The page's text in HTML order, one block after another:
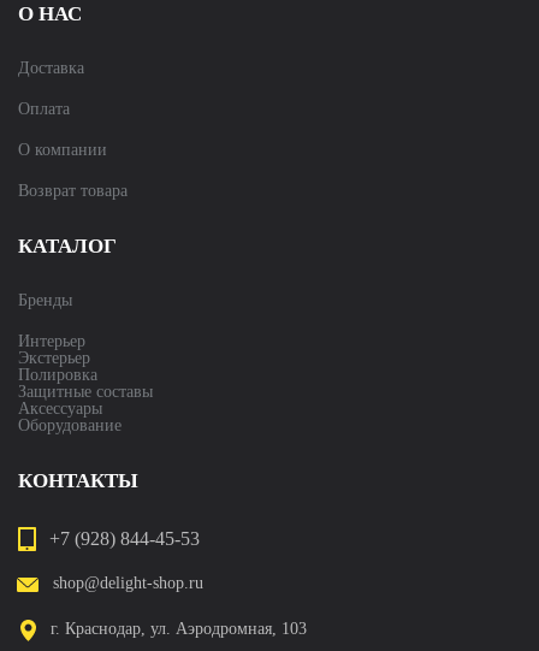
О НАС
Доставка
Оплата
О компании
Возврат товара
КАТАЛОГ
Бренды
Интерьер
Экстерьер
Полировка
Защитные составы
Аксессуары
Оборудование
КОНТАКТЫ
+7 (928) 844-45-53
shop@delight-shop.ru
г. Краснодар, ул. Аэродромная, 103